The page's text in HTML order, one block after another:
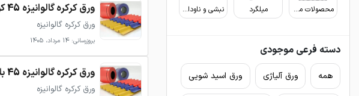
محصولات مفتولی میلگرد نبشی و ناودانی
دسته فرعی موجودی
همه ورق آلیاژی ورق اسید شویی
ورق کرکره گالوانیزه 45 کوتاه
ورق کرکره گالوانیزه
بروزرسانی: 14 مرداد، 1405
ورق کرکره گالوانیزه 45 بلند
ورق کرکره گالوانیزه